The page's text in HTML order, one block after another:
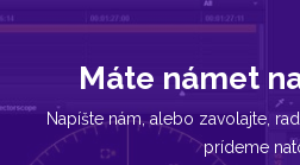
Máte námet
Napíšte nám, alebo zavolajte,
prídeme